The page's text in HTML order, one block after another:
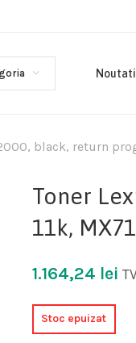
Noutati
black, return
Toner
11k,
1.164,24 lei
Stoc epuizat